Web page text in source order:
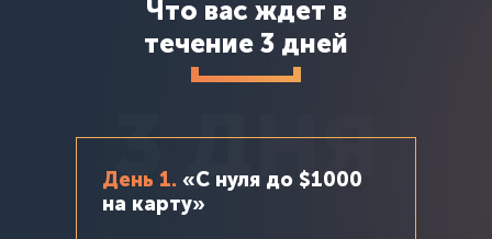
Что вас ждет в
течение 3 дней
День 1. «С нуля до $1000
на карту»
3 ДНЯ